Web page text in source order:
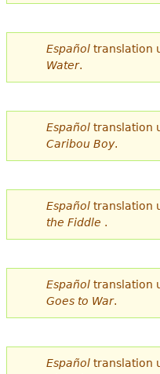
e
s
Españoltranslation
Water.
Españoltranslation
Caribou Boy.
Españoltranslation
the Fiddle .
Españoltranslation
Goes to War.
Españoltranslation